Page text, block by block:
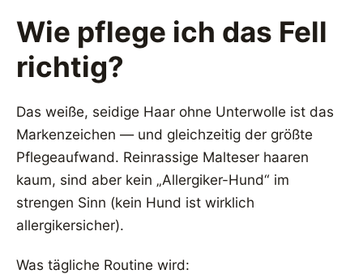
Wie pflege ich das Fell
richtig?
Das weiße, seidige Haar ohne Unterwolle ist das
Markenzeichen — und gleichzeitig der größte
Pflegeaufwand. Reinrassige Malteser haaren
kaum, sind aber kein „Allergiker-Hund“ im
strengen Sinn (kein Hund ist wirklich
allergikersicher).
Was tägliche Routine wird: